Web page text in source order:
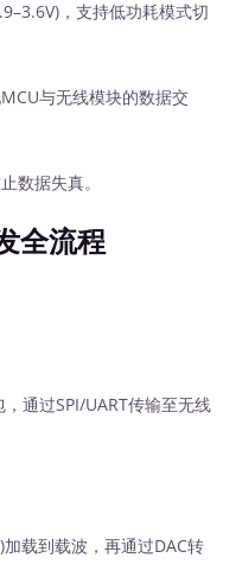
，支持低功耗模式切
MCU与无线模块的数据交
数据失真。
全流程
通过SPI/UART传输至无线
载到载波，再通过DAC转